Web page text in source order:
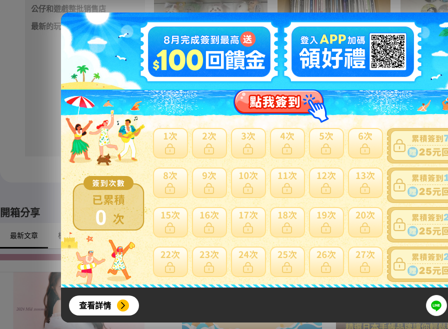
0
查看詳情
公仔和遊戲整批销售店
最新的玩具店
08 【現状】 ちいかわ グッズ ぬくぬくの装いマスコット ぴーぽぽぬいぐるみ 季節だもんマスコット うさぎ ハチワレ 他
4900円 NT1060
12D 【同梱不可/現状】 アニメ・アーティスト グッズ CD まとめ売り 初音ミク、ラブライブ 他
710円 NT153 711円
※ 超過 48小時 外付款之訂單及日本寄日本之訂單，無法參加免服務費及國際運費優惠。
※ 優惠賣家商品有含材積商品或符合大型商品限制，仍會產生材積費用。
※ 限定自取商品不適用日本當地運費優惠。
開箱分享
最新文章 模型/動漫周邊 戶外/露營 興趣/古董收藏 生活用品/家電 廚房用品/鍋具 服飾 運動用品